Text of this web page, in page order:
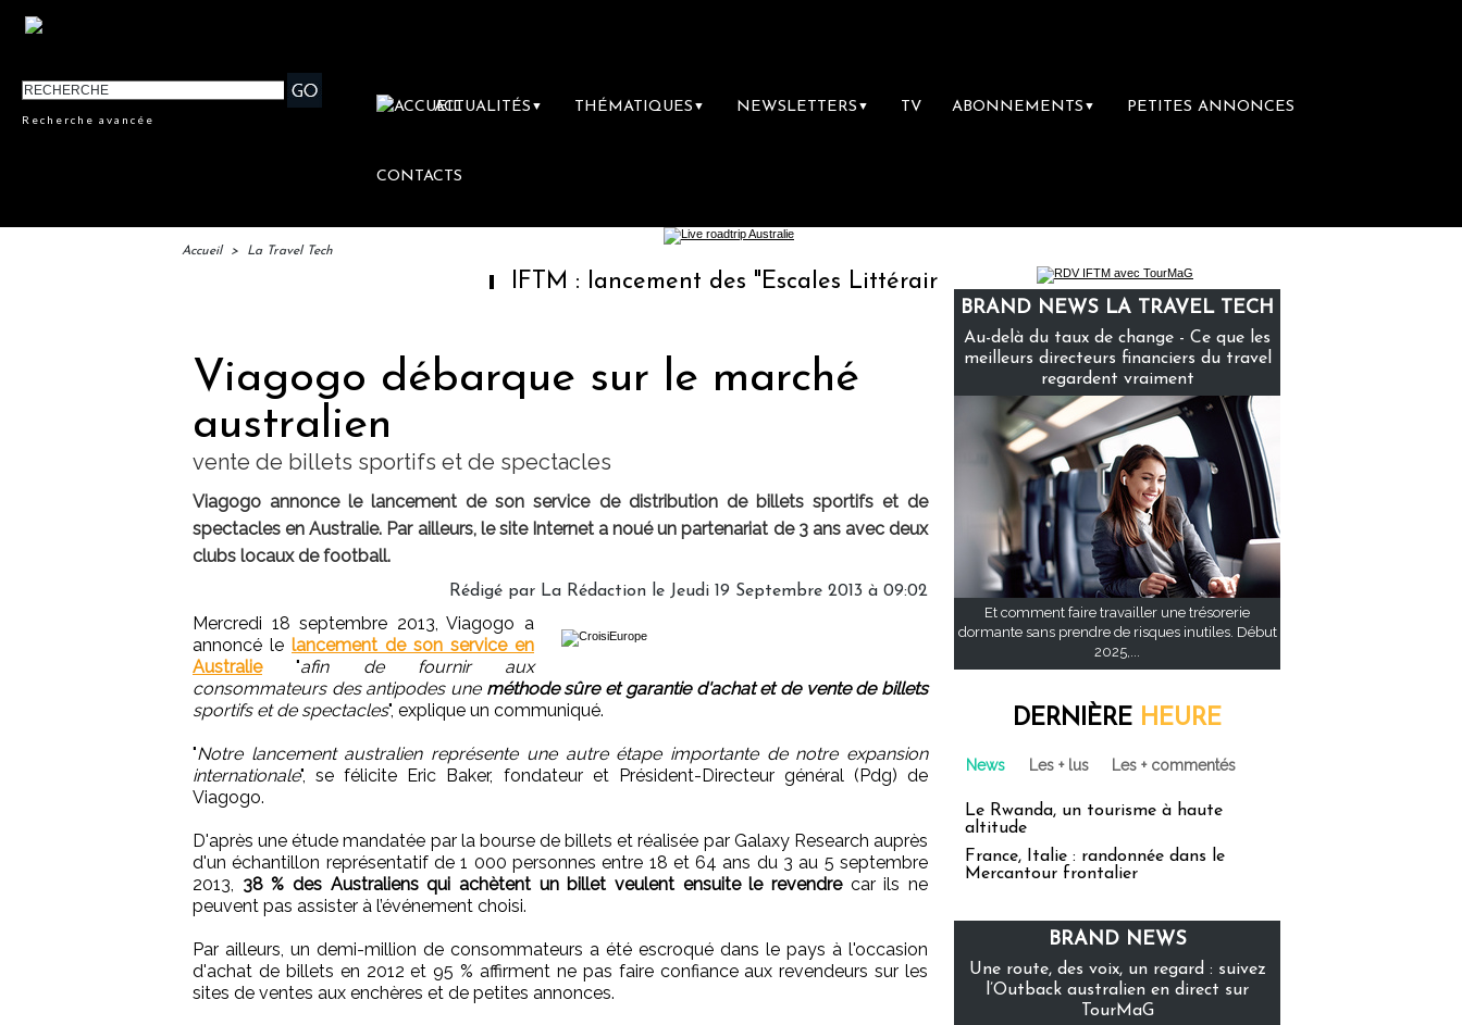
Recherche avancée
ACTUALITÉS ▼ THÉMATIQUES ▼ NEWSLETTERS ▼ TV ABONNEMENTS ▼ PETITES ANNONCES
CONTACTS
Accueil > La Travel Tech
IFTM : lancement des "Escales Littéraires", la première librairie du voyage
Viagogo débarque sur le marché
australien
vente de billets sportifs et de spectacles
Viagogo annonce le lancement de son service de distribution de billets sportifs et de
spectacles en Australie. Par ailleurs, le site Internet a noué un partenariat de 3 ans avec deux
clubs locaux de football.
Rédigé par La Rédaction le Jeudi 19 Septembre 2013 à 09:02
Mercredi 18 septembre 2013, Viagogo a
annoncé le lancement de son service en
Australie"afin de fournir aux
consommateurs des antipodes uneméthode sûre et garantie d'achat et de vente de billets
sportifs et de spectacles", explique un communiqué.
"Notre lancement australien représente une autre étape importante de notre expansion
internationale", se félicite Eric Baker, fondateur et Président-Directeur général (Pdg) de
Viagogo.
D'après une étude mandatée par la bourse de billets et réalisée par Galaxy Research auprès
d'un échantillon représentatif de 1 000 personnes entre 18 et 64 ans du 3 au 5 septembre
2013, 38 % des Australiens qui achètent un billet veulent ensuite le revendrecar ils ne
peuvent pas assister à l’événement choisi.
Par ailleurs, un demi-million de consommateurs a été escroqué dans le pays à l'occasion
d'achat de billets en 2012 et 95 % affirment ne pas faire confiance aux revendeurs sur les
sites de ventes aux enchères et de petites annonces.
BRAND NEWS LA TRAVEL TECH
Au-delà du taux de change - Ce que les
meilleurs directeurs financiers du travel
regardent vraiment
Et comment faire travailler une trésorerie
dormante sans prendre de risques inutiles. Début
2025,...
DERNIÈRE HEURE
News Les + lus Les + commentés
Le Rwanda, un tourisme à haute
altitude
France, Italie : randonnée dans le
Mercantour frontalier
BRAND NEWS
Une route, des voix, un regard : suivez
l’Outback australien en direct sur
TourMaG